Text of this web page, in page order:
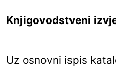
Knjigovodstveni
Uz osnovni ispis